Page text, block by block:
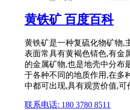
黄铁矿 百度百科
黄铁矿是一种复硫化物矿物,
表面常具有黄褐色锖色,有金
的金属矿物,也是地壳中分布
于各种不同的地质作用,在多
中都可出现,具有观赏价值,
联系电话: 180 3780 8511